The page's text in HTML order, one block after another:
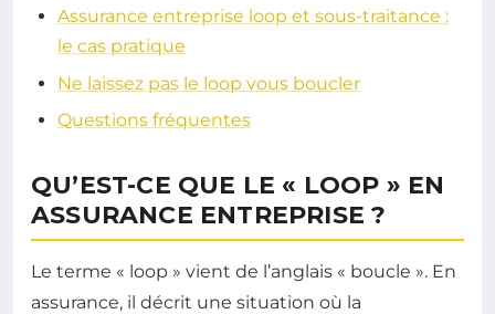
Assurance entreprise loop et sous-traitance :
le cas pratique
Ne laissez pas le loop vous boucler
Questions fréquentes
QU’EST-CE QUE LE « LOOP » EN
ASSURANCE ENTREPRISE ?
Le terme « loop » vient de l’anglais « boucle ». En
assurance, il décrit une situation où la